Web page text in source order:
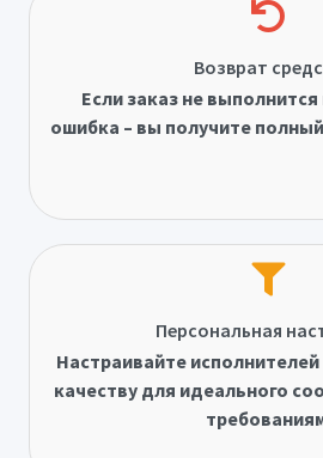
Возврат
Если заказ не
ошибка – вы получите
Персональная
Настраивайте
качеству для идеального